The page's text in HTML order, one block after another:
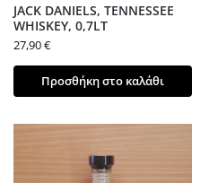
JACK DANIELS, TENNESSEE
WHISKEY, 0,7LT
27,90€
Προσθήκη στο καλάθι